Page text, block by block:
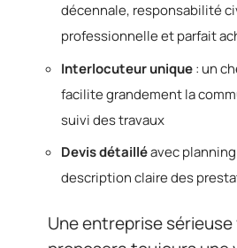
décennale, responsabilité
professionnelle et parfait
Interlocuteur unique: un
facilite grandement la
suivi des travaux
Devis détailléavec
description claire des
Une entreprise sérieuse